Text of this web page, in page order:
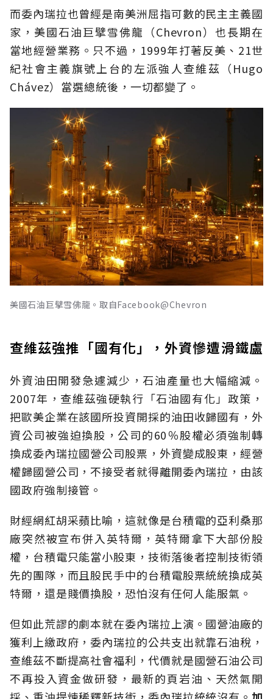
而委內瑞拉也曾經是南美洲屈指可數的民主主義國
家，美國石油巨擘雪佛龍（Chevron）也長期在
當地經營業務。只不過，1999年打著反美、21世
紀社會主義旗號上台的左派強人查維茲（Hugo
Chávez）當選總統後，一切都變了。
美國石油巨擘雪佛龍。取自Facebook@Chevron
查維茲強推「國有化」，外資慘遭滑鐵盧
外資油田開發急遽減少，石油產量也大幅縮減。
2007年，查維茲強硬執行「石油國有化」政策，
把歐美企業在該國所投資開採的油田收歸國有，外
資公司被強迫換股，公司的60％股權必須強制轉
換成委內瑞拉國營公司股票，外資變成股東，經營
權歸國營公司，不接受者就得離開委內瑞拉，由該
國政府強制接管。
財經網紅胡采蘋比喻，這就像是台積電的亞利桑那
廠突然被宣布併入英特爾，英特爾拿下大部份股
權，台積電只能當小股東，技術落後者控制技術領
先的團隊，而且股民手中的台積電股票統統換成英
特爾，還是賤價換股，恐怕沒有任何人能服氣。
但如此荒謬的劇本就在委內瑞拉上演。國營油廠的
獲利上繳政府，委內瑞拉的公共支出就靠石油稅，
查維茲不斷提高社會福利，代價就是國營石油公司
不再投入資金做研發，最新的頁岩油、天然氣開